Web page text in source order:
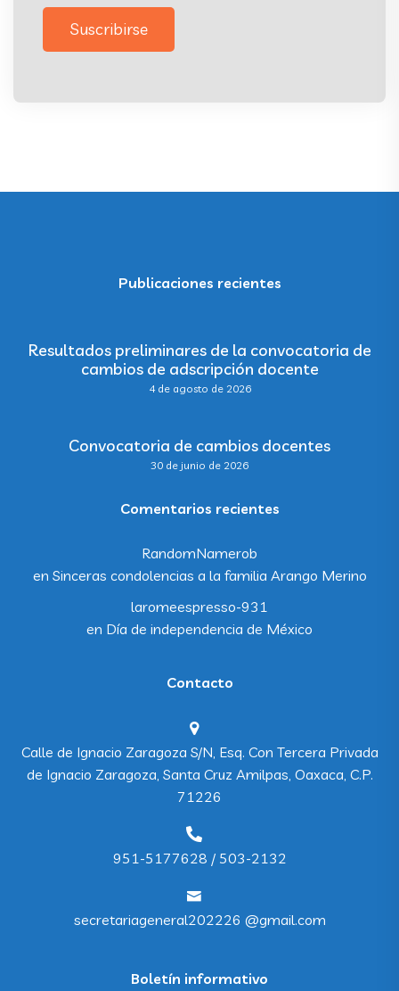
Suscribirse
Publicaciones recientes
Resultados preliminares de la convocatoria de
cambios de adscripción docente
4 de agosto de 2026
Convocatoria de cambios docentes
30 de junio de 2026
Comentarios recientes
RandomNamerob
en Sinceras condolencias a la familia Arango Merino
laromeespresso-931
en Día de independencia de México
Contacto
Calle de Ignacio Zaragoza S/N, Esq. Con Tercera Privada
de Ignacio Zaragoza, Santa Cruz Amilpas, Oaxaca, C.P.
71226
951-5177628 / 503-2132
secretariageneral202226 @gmail.com
Boletín informativo